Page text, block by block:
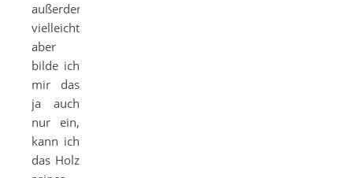
außerdem,
vielleicht
aber
bilde ich
mir das
ja auch
nur ein,
kann ich
das Holz